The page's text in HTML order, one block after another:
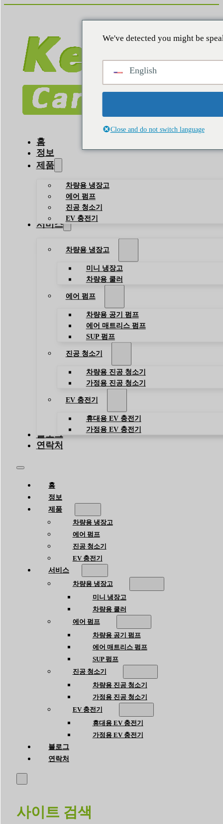
홈
정보
제품
차량용 냉장고
에어 펌프
진공 청소기
EV 충전기
서비스
차량용 냉장고
미니 냉장고
차량용 쿨러
에어 펌프
차량용 공기 펌프
에어 매트리스 펌프
SUP 펌프
진공 청소기
차량용 진공 청소기
가정용 진공 청소기
EV 충전기
휴대용 EV 충전기
가정용 EV 충전기
블로그
연락처
홈
정보
제품
차량용 냉장고
에어 펌프
진공 청소기
EV 충전기
서비스
차량용 냉장고
미니 냉장고
차량용 쿨러
에어 펌프
차량용 공기 펌프
에어 매트리스 펌프
SUP 펌프
진공 청소기
차량용 진공 청소기
가정용 진공 청소기
EV 충전기
휴대용 EV 충전기
가정용 EV 충전기
블로그
연락처
사이트 검색
We've detected you might be
English
Close and do not switch language